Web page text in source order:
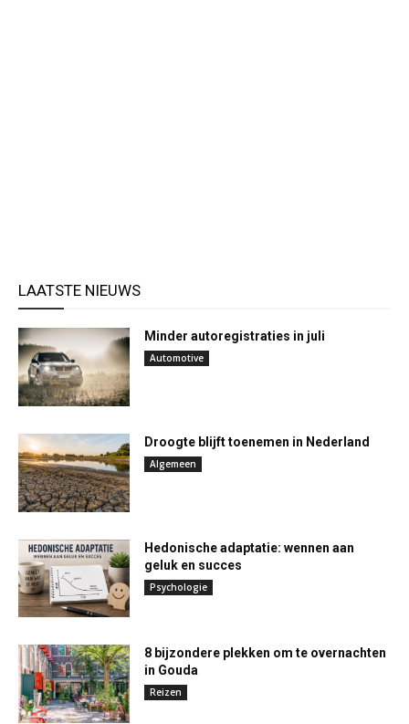
LAATSTE NIEUWS
Minder autoregistraties in juli
Automotive
Droogte blijft toenemen in Nederland
Algemeen
Hedonische adaptatie: wennen aan
geluk en succes
Psychologie
8 bijzondere plekken om te overnachten
in Gouda
Reizen